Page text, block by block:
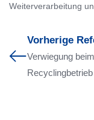
Weiterverarbeitung
Vorherige
Verwiegung beim